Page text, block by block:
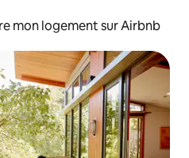
mon logement sur Airbnb